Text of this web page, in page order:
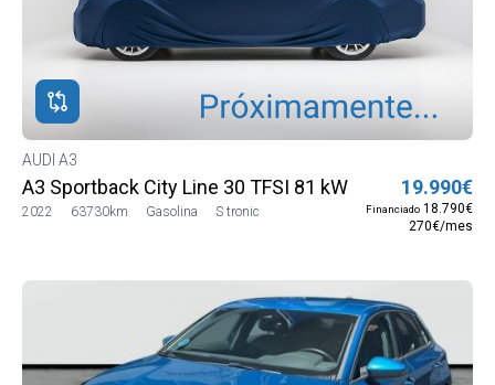
AUDI A3
A3 Sportback City Line 30 TFSI 81 kW (110 CV) S
2022 63730km Gasolina S tronic
19.990€
Financiado 18.790€
270€/mes